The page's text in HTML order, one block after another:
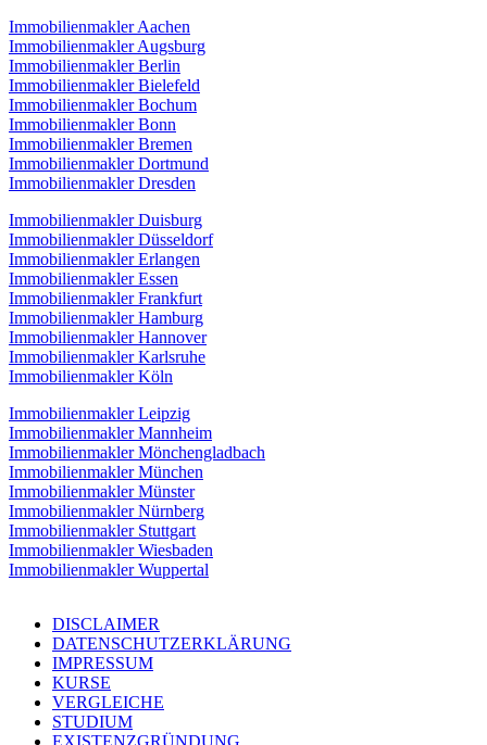
Immobilienmakler Aachen
Immobilienmakler Augsburg
Immobilienmakler Berlin
Immobilienmakler Bielefeld
Immobilienmakler Bochum
Immobilienmakler Bonn
Immobilienmakler Bremen
Immobilienmakler Dortmund
Immobilienmakler Dresden
Immobilienmakler Duisburg
Immobilienmakler Düsseldorf
Immobilienmakler Erlangen
Immobilienmakler Essen
Immobilienmakler Frankfurt
Immobilienmakler Hamburg
Immobilienmakler Hannover
Immobilienmakler Karlsruhe
Immobilienmakler Köln
Immobilienmakler Leipzig
Immobilienmakler Mannheim
Immobilienmakler Mönchengladbach
Immobilienmakler München
Immobilienmakler Münster
Immobilienmakler Nürnberg
Immobilienmakler Stuttgart
Immobilienmakler Wiesbaden
Immobilienmakler Wuppertal
DISCLAIMER
DATENSCHUTZERKLÄRUNG
IMPRESSUM
KURSE
VERGLEICHE
STUDIUM
EXISTENZGRÜNDUNG